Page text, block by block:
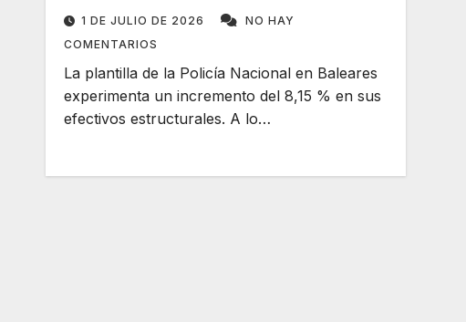
1 DE JULIO DE 2026
NO HAY
COMENTARIOS
La plantilla de la Policía Nacional en Baleares
experimenta un incremento del 8,15 % en sus
efectivos estructurales. A lo…